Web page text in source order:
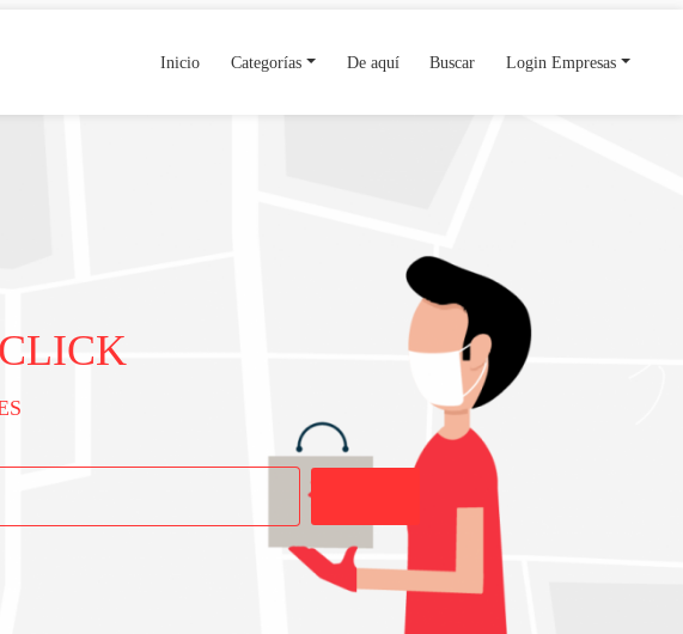
Inicio Categorías De aquí Buscar Login Empresas